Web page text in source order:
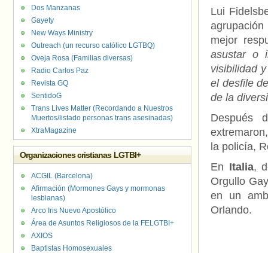
Lui
mejor
asustar o
visibilidad
el desfile
de la
Después
la policía,
En Italia,
Orgullo
en un
Orlando.
Dos Manzanas
Gayety
New Ways Ministry
Outreach (un recurso católico LGTBQ)
Oveja Rosa (Familias diversas)
Radio Carlos Paz
Revista GQ
SentidoG
Trans Lives Matter (Recordando a Nuestros
Muertos/listado personas trans asesinadas)
XtraMagazine
Organizaciones cristianas LGTBI+
ACGIL (Barcelona)
Afirmación (Mormones Gays y mormonas
lesbianas)
Arco Iris Nuevo Apostólico
Área de Asuntos Religiosos de la FELGTBI+
AXIOS
Baptistas Homosexuales